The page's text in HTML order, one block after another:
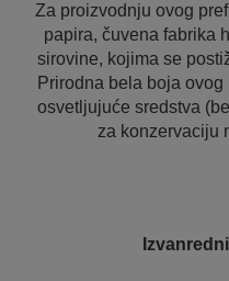
Za proizvodnju ovog
papira, čuvena fabrika
sirovine, kojima se
Prirodna bela boja
osvetljujuće sredstva
za konzervaciju